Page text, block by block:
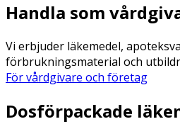
Handla som
Vi erbjuder läkemedel,
förbrukningsmaterial och
För vårdgivare och företag
Dosförpackade